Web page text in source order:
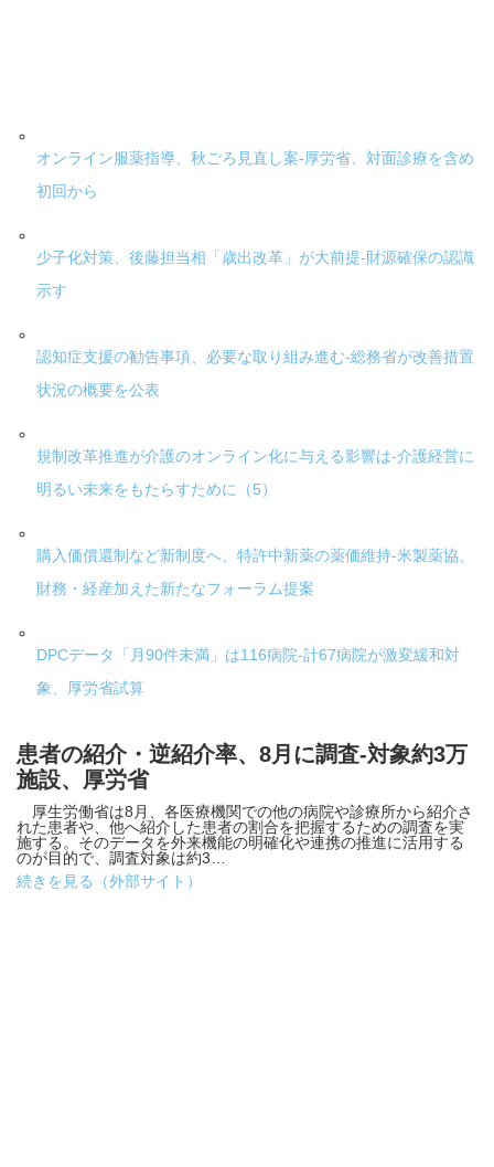
オンライン服薬指導、秋ごろ見直し案-厚労省、対面診療を含め
初回から
少子化対策、後藤担当相「歳出改革」が大前提-財源確保の認識
示す
認知症支援の勧告事項、必要な取り組み進む-総務省が改善措置
状況の概要を公表
規制改革推進が介護のオンライン化に与える影響は-介護経営に
明るい未来をもたらすために（5）
購入価償還制など新制度へ、特許中新薬の薬価維持-米製薬協、
財務・経産加えた新たなフォーラム提案
DPCデータ「月90件未満」は116病院-計67病院が激変緩和対
象、厚労省試算
患者の紹介・逆紹介率、8月に調査-対象約3万
施設、厚労省
厚生労働省は8月、各医療機関での他の病院や診療所から紹介さ
れた患者や、他へ紹介した患者の割合を把握するための調査を実
施する。そのデータを外来機能の明確化や連携の推進に活用する
のが目的で、調査対象は約3…
続きを見る（外部サイト）